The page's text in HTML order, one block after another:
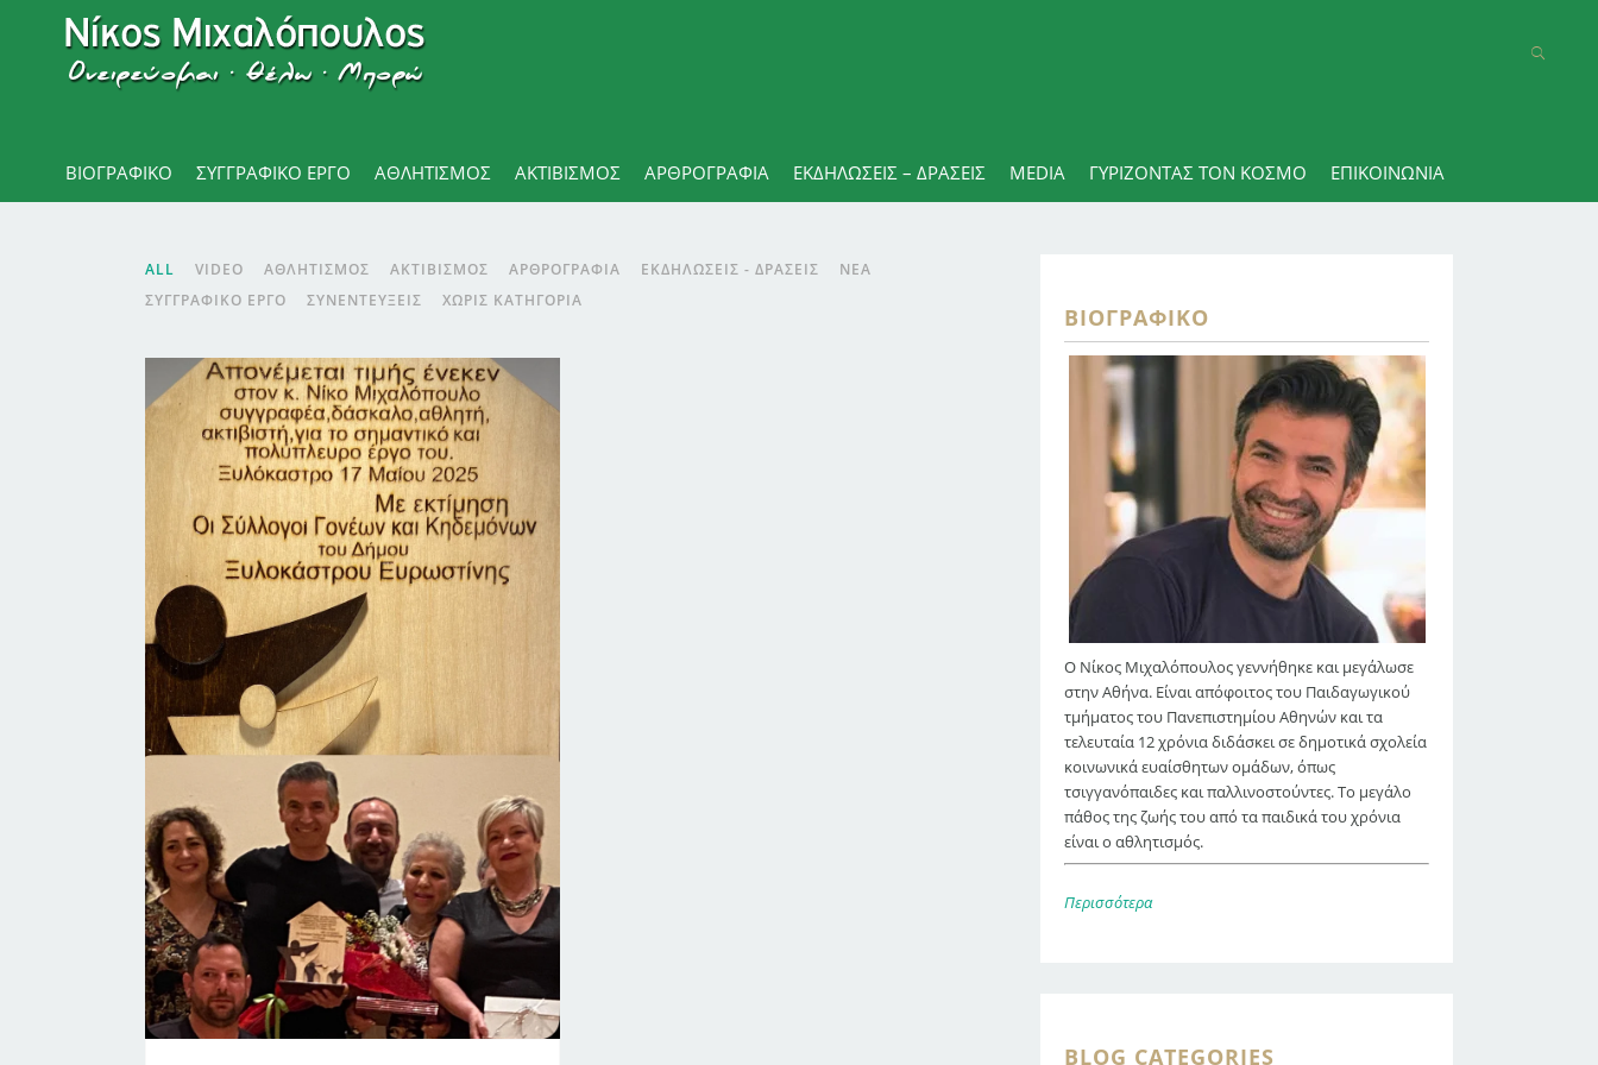
ΒΙΟΓΡΑΦΙΚΌ ΣΥΓΓΡΑΦΙΚΟ ΕΡΓΟ ΑΘΛΗΤΙΣΜΌΣ ΑΚΤΙΒΙΣΜΟΣ ΑΡΘΡΟΓΡΑΦΊΑ ΕΚΔΗΛΏΣΕΙΣ – ΔΡΆΣΕΙΣ MEDIA ΓΥΡΊΖΟΝΤΑΣ ΤΟΝ ΚΌΣΜΟ ΕΠΙΚΟΙΝΩΝΊΑ
ALL VIDEO ΑΘΛΗΤΙΣΜΌΣ ΑΚΤΙΒΙΣΜΌΣ ΑΡΘΡΟΓΡΑΦΊΑ ΕΚΔΗΛΏΣΕΙΣ - ΔΡΆΣΕΙΣ
ΝΈΑ
ΣΥΓΓΡΑΦΙΚΌ ΈΡΓΟ
ΣΥΝΕΝΤΕΎΞΕΙΣ ΧΩΡΊΣ ΚΑΤΗΓΟΡΊΑ
ΒΙΟΓΡΑΦΙΚΌ
Ο Νίκος Μιχαλόπουλος γεννήθηκε και μεγάλωσε
στην Αθήνα. Είναι απόφοιτος του Παιδαγωγικού
τμήματος του Πανεπιστημίου Αθηνών και τα
τελευταία 12 χρόνια διδάσκει σε δημοτικά σχολεία
κοινωνικά ευαίσθητων ομάδων, όπως
τσιγγανόπαιδες και παλλινοστούντες. Το μεγάλο
πάθος της ζωής του από τα παιδικά του χρόνια
είναι ο αθλητισμός.
Περισσότερα
BLOG CATEGORIES